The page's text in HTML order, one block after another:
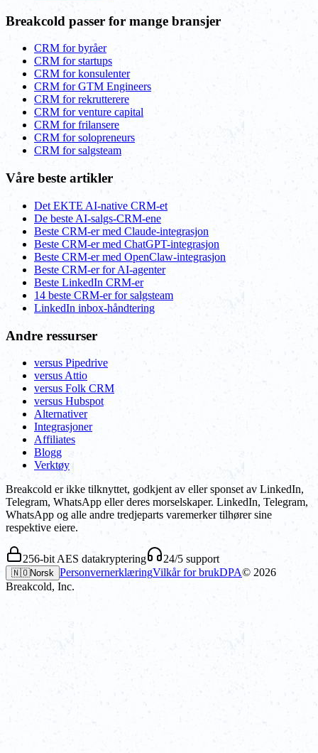
Breakcold passer for mange bransjer
CRM for byråer
CRM for startups
CRM for konsulenter
CRM for GTM Engineers
CRM for rekrutterere
CRM for venture capital
CRM for frilansere
CRM for solopreneurs
CRM for salgsteam
Våre beste artikler
Det EKTE AI-native CRM-et
De beste AI-salgs-CRM-ene
Beste CRM-er med Claude-integrasjon
Beste CRM-er med ChatGPT-integrasjon
Beste CRM-er med OpenClaw-integrasjon
Beste CRM-er for AI-agenter
Beste LinkedIn CRM-er
14 beste CRM-er for salgsteam
LinkedIn inbox-håndtering
Andre ressurser
versus Pipedrive
versus Attio
versus Folk CRM
versus Hubspot
Alternativer
Integrasjoner
Affiliates
Blogg
Verktøy
Breakcold er ikke tilknyttet, godkjent av eller sponset av LinkedIn,
Telegram, WhatsApp eller deres morselskaper. LinkedIn, Telegram,
WhatsApp og alle andre tredjeparts varemerker tilhører sine
respektive eiere.
256-bit AES datakryptering 24/5 support
🇳🇴Norsk PersonvernerklæringVilkår for brukDPA© 2026
Breakcold, Inc.